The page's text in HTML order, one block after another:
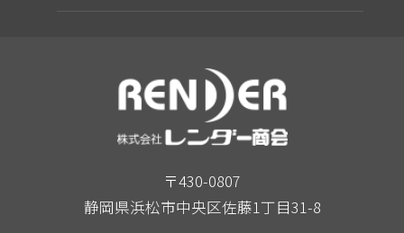
〒430-0807
静岡県浜松市中央区佐藤1丁目31-8